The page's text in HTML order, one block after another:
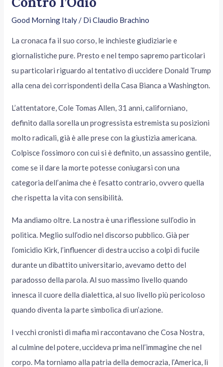
Good Morning Italy/ DiClaudio Brachino
La cronaca fa il suo corso, le inchieste giudiziarie e
giornalistiche pure. Presto e nel tempo sapremo particolari
su particolari riguardo al tentativo di uccidere Donald Trump
alla cena dei corrispondenti della Casa Bianca a Washington.
L’attentatore, Cole Tomas Allen, 31 anni, californiano,
definito dalla sorella un progressista estremista su posizioni
molto radicali, già è alle prese con la giustizia americana.
Colpisce l’ossimoro con cui si è definito, un assassino gentile,
come se il dare la morte potesse coniugarsi con una
categoria dell’anima che è l’esatto contrario, ovvero quella
che rispetta la vita con sensibilità.
Ma andiamo oltre. La nostra è una riflessione sull’odio in
politica. Meglio sull’odio nel discorso pubblico. Già per
l’omicidio Kirk, l’influencer di destra ucciso a colpi di fucile
durante un dibattito universitario, avevamo detto del
paradosso della parola. Al suo massimo livello quando
innesca il cuore della dialettica, al suo livello più pericoloso
quando diventa la parte simbolica di un’azione.
I vecchi cronisti di mafia mi raccontavano che Cosa Nostra,
al culmine del potere, uccideva prima nell’immagine che nel
corpo. Ma torniamo alla patria della democrazia, l’America, lì